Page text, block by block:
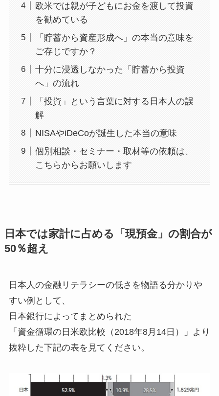
欧米では親が子どもにお金を渡して投資
を勧めている
「貯蓄から資産形成へ」の本当の意味を
ご存じですか？
十分に浸透しなかった「貯蓄から投資
へ」の流れ
「投資」という言葉に対する日本人の誤
解
NISAやiDeCoが誕生した本当の意味
個別相談・セミナー・取材等の依頼は、
こちらからお願いします
日本では家計に占める「現預金」の割合が
50％超え
日本人の金融リテラシーの低さを物語る分かりや
すい例として、
日本銀行によってまとめられた
「資金循環の日米欧比較（2018年8月14日）」より
抜粋した下記の表を見てください。